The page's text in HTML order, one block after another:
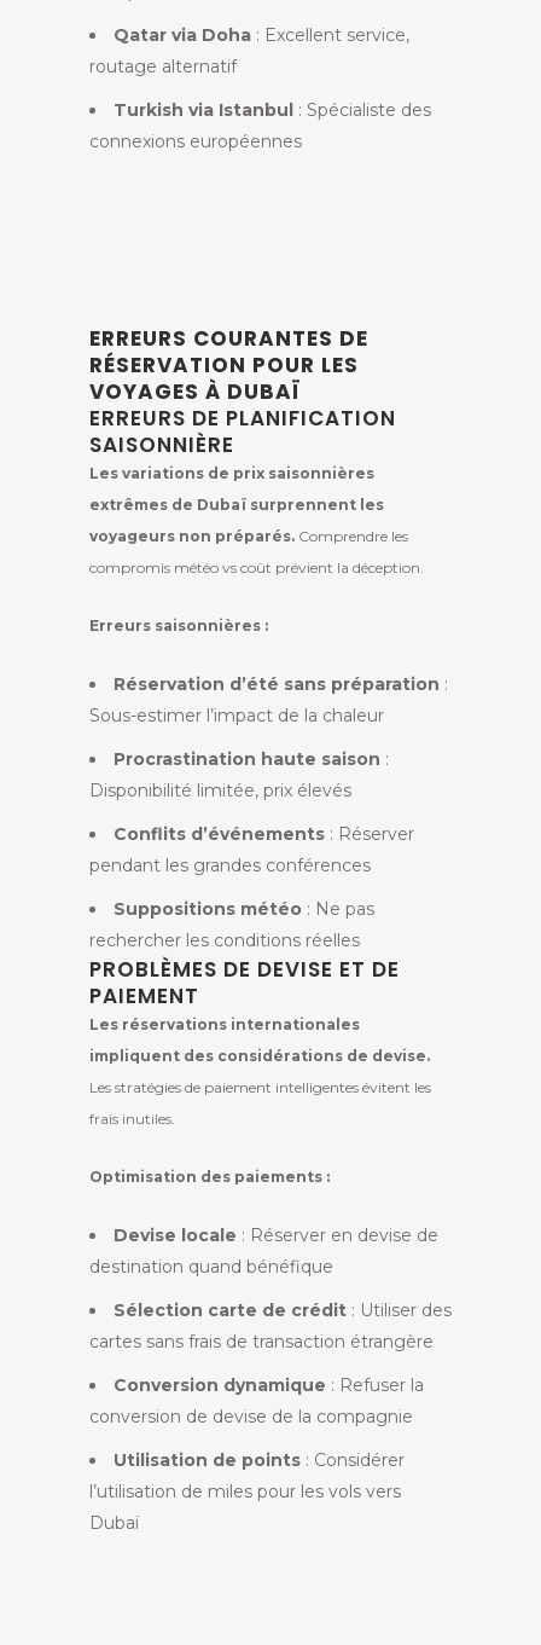
Qatar via Doha : Excellent service,
routage alternatif
Turkish via Istanbul : Spécialiste des
connexions européennes
ERREURS COURANTES DE
RÉSERVATION POUR LES
VOYAGES À DUBAÏ
ERREURS DE PLANIFICATION
SAISONNIÈRE
Les variations de prix saisonnières
extrêmes de Dubaï surprennent les
voyageurs non préparés. Comprendre les
compromis météo vs coût prévient la déception.
Erreurs saisonnières :
Réservation d’été sans préparation :
Sous-estimer l’impact de la chaleur
Procrastination haute saison :
Disponibilité limitée, prix élevés
Conflits d’événements : Réserver
pendant les grandes conférences
Suppositions météo : Ne pas
rechercher les conditions réelles
PROBLÈMES DE DEVISE ET DE
PAIEMENT
Les réservations internationales
impliquent des considérations de devise.
Les stratégies de paiement intelligentes évitent les
frais inutiles.
Optimisation des paiements :
Devise locale : Réserver en devise de
destination quand bénéfique
Sélection carte de crédit : Utiliser des
cartes sans frais de transaction étrangère
Conversion dynamique : Refuser la
conversion de devise de la compagnie
Utilisation de points : Considérer
l’utilisation de miles pour les vols vers
Dubaï